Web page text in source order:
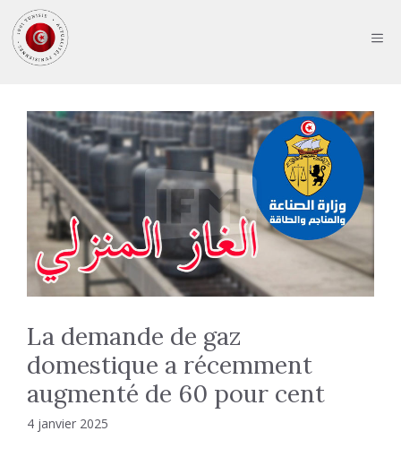
au
contenu
La demande de gaz
domestique a récemment
augmenté de 60 pour cent
4 janvier 2025